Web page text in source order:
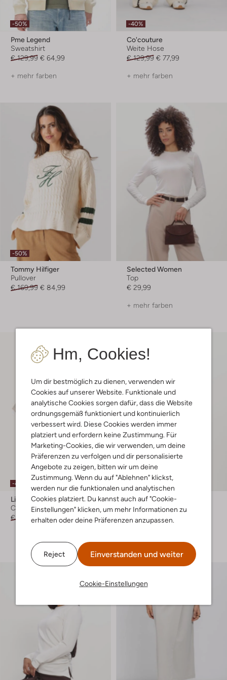
Hm, Cookies!
Um dir bestmöglich zu dienen, verwenden wir
Cookies auf unserer Website. Funktionale und
analytische Cookies sorgen dafür, dass die Website
ordnungsgemäß funktioniert und kontinuierlich
verbessert wird. Diese Cookies werden immer
platziert und erfordern keine Zustimmung. Für
Marketing-Cookies, die wir verwenden, um deine
Präferenzen zu verfolgen und dir personalisierte
Angebote zu zeigen, bitten wir um deine
Zustimmung. Wenn du auf "Ablehnen" klickst,
werden nur die funktionalen und analytischen
Cookies platziert. Du kannst auch auf "Cookie-
Einstellungen" klicken, um mehr Informationen zu
erhalten oder deine Präferenzen anzupassen.
Reject Einverstanden und weiter
Cookie-Einstellungen
-50%
Pme Legend
Sweatshirt
€ 129,99 € 64,99
+ mehr farben
-40%
Co'couture
Weite Hose
€ 129,99 € 77,99
+ mehr farben
-50%
Tommy Hilfiger
Pullover
€ 169,99 € 84,99
Selected Women
Top
€ 29,99
+ mehr farben
-40%
Lil' Atelier
Casual-Hemd
€ 32,99 € 19,99
Msch Copenhagen
Cardigans
€ 59,99